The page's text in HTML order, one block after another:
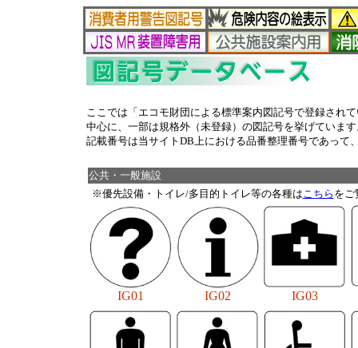
ここでは「エコモ財団による標準案内図記号で登録され
中心に、一部は規格外（未登録）の図記号を挙げていま
記載番号は当サイトDB上における品番整理番号であって
公共・一般施設
※優先設備・トイレ/多目的トイレ等の各種はこちら をご
IG01 IG02 IG03